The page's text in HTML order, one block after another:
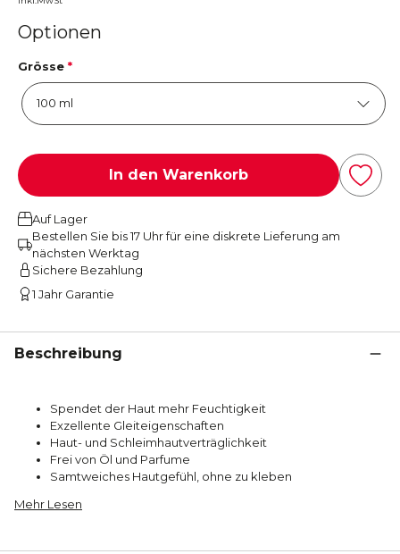
Optionen
Grösse *
In den Warenkorb
Auf Lager
Bestellen Sie bis 17 Uhr für eine diskrete Lieferung am
nächsten Werktag
Sichere Bezahlung
1 Jahr Garantie
Beschreibung
Spendet der Haut mehr Feuchtigkeit
Exzellente Gleiteigenschaften
Haut- und Schleimhautverträglichkeit
Frei von Öl und Parfume
Samtweiches Hautgefühl, ohne zu kleben
Mehr Lesen